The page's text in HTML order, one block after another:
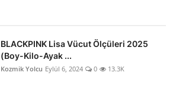
BLACKPINK Lisa Vücut Ölçüleri 2025
(Boy-Kilo-Ayak ...
Kozmik Yolcu Eylül 6, 2024 0 13.3K